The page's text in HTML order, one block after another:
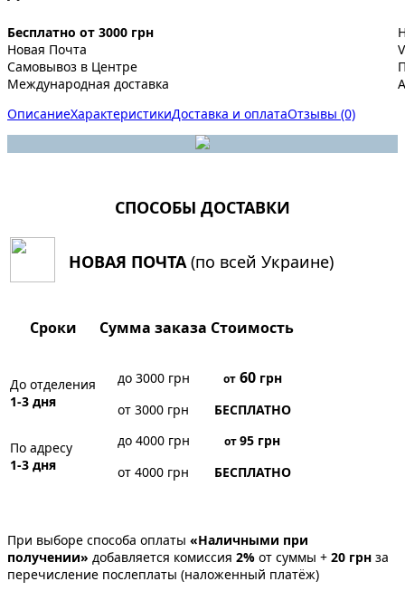
Бесплатно от 3000 грн
Новая Почта
Самовывоз в Центре
Международная доставка
ОписаниеХарактеристикиДоставка и оплатаОтзывы (0)
СПОСОБЫ ДОСТАВКИ
НОВАЯ ПОЧТА (по всей Украине)
Сроки Сумма заказа Стоимость
До отделения
1-3 дня
до 3000 грн от60грн
от 3000 грн
БЕСПЛАТНО
По адресу
1-3 дня
до 4000 грн от95 грн
от 4000 грн
БЕСПЛАТНО
При выборе способа оплаты «Наличными при
получении» добавляется комиссия 2% от суммы + 20 грн за
перечисление послеплаты (наложенный платёж)